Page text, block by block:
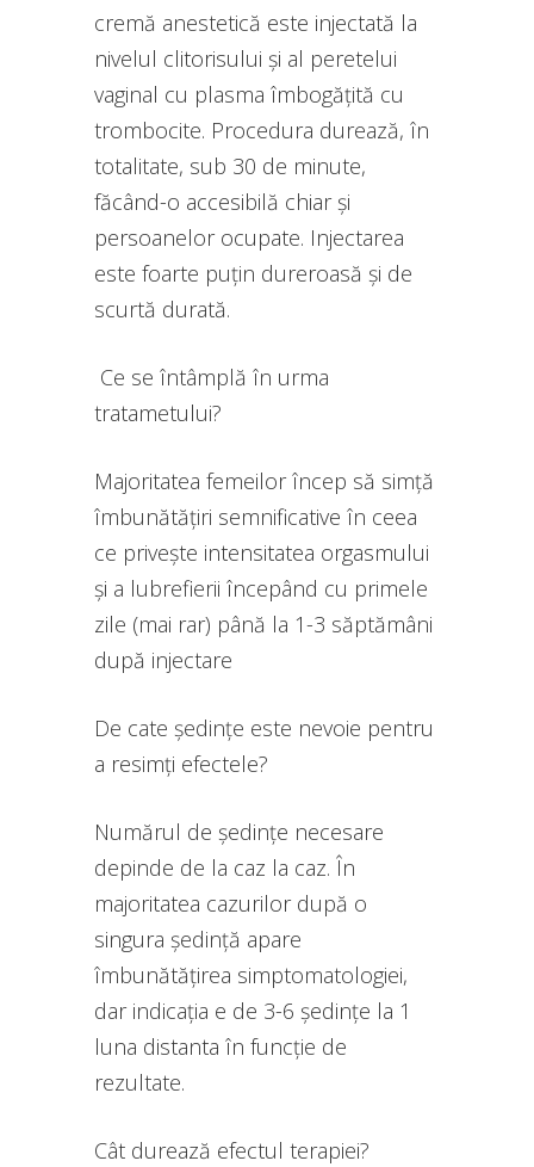
cremă anestetică este injectată la
nivelul clitorisului și al peretelui
vaginal cu plasma îmbogățită cu
trombocite. Procedura durează, în
totalitate, sub 30 de minute,
făcând-o accesibilă chiar și
persoanelor ocupate. Injectarea
este foarte puțin dureroasă și de
scurtă durată.
Ce se întâmplă în urma
tratametului?
Majoritatea femeilor încep să simță
îmbunătățiri semnificative în ceea
ce privește intensitatea orgasmului
și a lubrefierii începând cu primele
zile (mai rar) până la 1-3 săptămâni
după injectare
De cate ședințe este nevoie pentru
a resimți efectele?
Numărul de ședințe necesare
depinde de la caz la caz. În
majoritatea cazurilor după o
singura ședință apare
îmbunătățirea simptomatologiei,
dar indicația e de 3-6 ședințe la 1
luna distanta în funcție de
rezultate.
Cât durează efectul terapiei?